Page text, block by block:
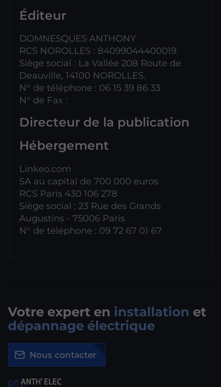
Éditeur
DOMNESQUES ANTHONY
RCS NOROLLES : 84099044400019
Siège social : La Vallée 208 Route de
Deauville, 14100 NOROLLES.
N° de téléphone : 06 15 39 86 33
N° de Fax :
Directeur de la publication
Hébergement
Linkeo.com
SA au capital de 700 000 euros
RCS Paris 430 106 278
Siège social : 23 Rue des Grands
Augustins - 75006 Paris
N° de téléphone : 09 72 67 01 67
Votre expert en installation et
dépannage électrique
Nous contacter